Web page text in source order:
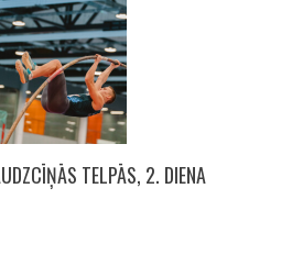
TELPĀS, 2. DIENA